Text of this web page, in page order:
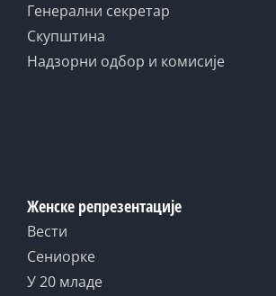
Генерални секретар
Скупштина
Надзорни одбор и комисије
Женске репрезентације
Вести
Сениорке
У 20 младе